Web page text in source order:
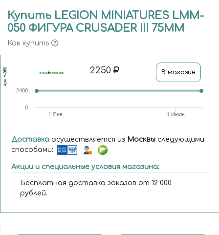
Купить LEGION MINIATURES LMM-
050 ФИГУРА CRUSADER III 75ММ
Как купить
Арт.
m-050 2250 В магазин
1 Янв 1 Июль
0
2400
Доставка осуществляется из Москвы следующими
способами:
Акции и специальные условия магазина:
Бесплатная доставка заказов от 12 000
рублей.